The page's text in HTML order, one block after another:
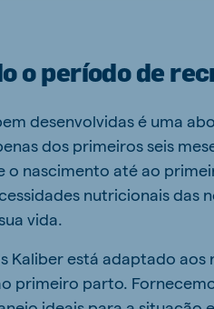
o período de
desenvolvidas é uma
dos primeiros seis
o nascimento até ao
nutricionais das
vida.
Kaliber está adaptado aos
primeiro parto.